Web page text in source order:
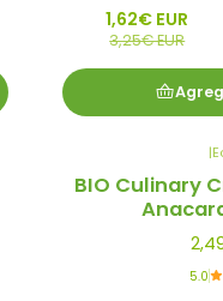
1,62€ EUR
3,25€ EUR
|
BIO Culinary
5.0